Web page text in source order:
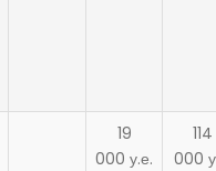
19
000 у.е.
114
000